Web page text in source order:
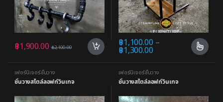
฿1,900.00 ฿2,100.00 ฿1,100.00 –
฿1,300.00
เฟอร์นิเจอร์ชั้นวาง
ชั้นวางสไตล์ลอฟท์วินเทจ
เฟอร์นิเจอร์ชั้นวาง
ชั้นวางสไตล์ลอฟท์วินเทจ